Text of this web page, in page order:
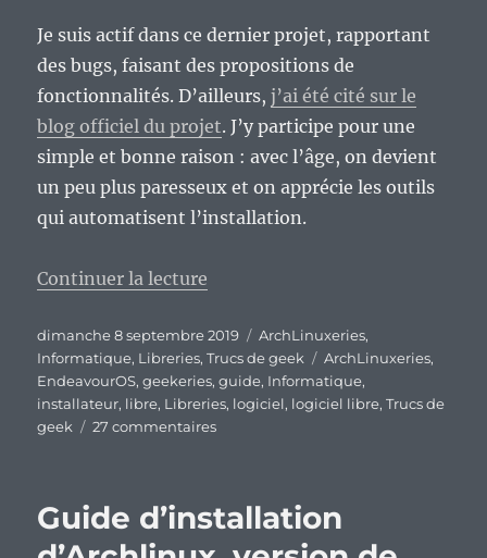
Je suis actif dans ce dernier projet, rapportant
des bugs, faisant des propositions de
fonctionnalités. D’ailleurs,j’ai été cité sur le
blog officiel du projet. J’y participe pour une
simple et bonne raison : avec l’âge, on devient
un peu plus paresseux et on apprécie les outils
qui automatisent l’installation.
Continuer la lecture
Publié
le
dimanche 8 septembre 2019 Catégories
ArchLinuxeries,
Informatique, Libreries,Trucs de geek Étiquettes
ArchLinuxeries,
EndeavourOS,geekeries,guide, Informatique,
installateur, libre, Libreries, logiciel, logiciel libre,Trucs de
geek
27 commentairessur
bien
Guide d’installation